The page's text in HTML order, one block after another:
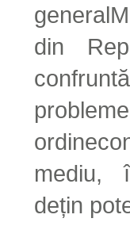
din
mediu,
dețin